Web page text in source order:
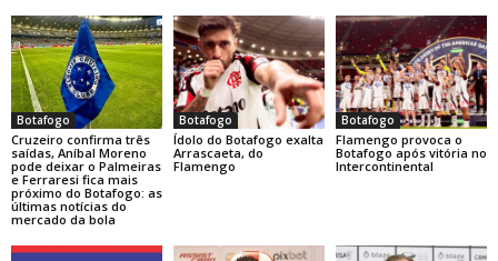
Botafogo
Cruzeiro confirma três
saídas, Aníbal Moreno
pode deixar o Palmeiras
e Ferraresi fica mais
próximo do Botafogo: as
últimas notícias do
mercado da bola
Botafogo
Ídolo do Botafogo exalta
Arrascaeta, do
Flamengo
Botafogo
Flamengo provoca o
Botafogo após vitória no
Intercontinental